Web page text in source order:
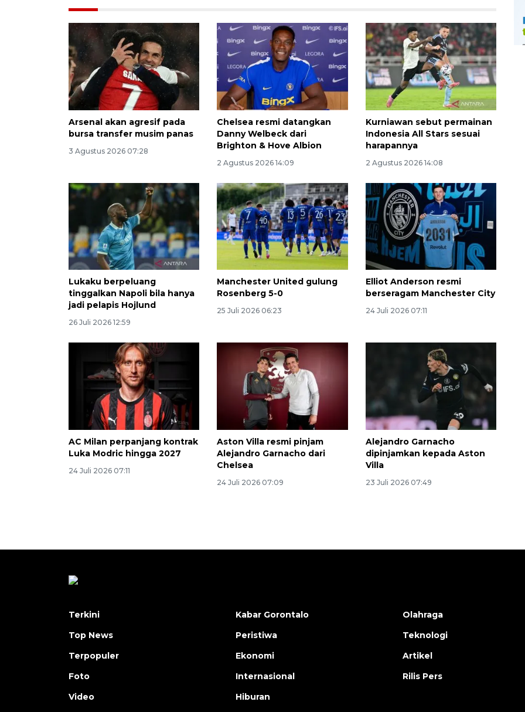
Arsenal akan agresif pada
bursa transfer musim panas
3 Agustus 2026 07:28
Chelsea resmi datangkan
Danny Welbeck dari
Brighton & Hove Albion
2 Agustus 2026 14:09
Kurniawan sebut permainan
Indonesia All Stars sesuai
harapannya
2 Agustus 2026 14:08
Lukaku berpeluang
tinggalkan Napoli bila hanya
jadi pelapis Hojlund
26 Juli 2026 12:59
Manchester United gulung
Rosenberg 5-0
25 Juli 2026 06:23
Elliot Anderson resmi
berseragam Manchester City
24 Juli 2026 07:11
AC Milan perpanjang kontrak
Luka Modric hingga 2027
24 Juli 2026 07:11
Aston Villa resmi pinjam
Alejandro Garnacho dari
Chelsea
24 Juli 2026 07:09
Alejandro Garnacho
dipinjamkan kepada Aston
Villa
23 Juli 2026 07:49
jalanan Jakarta
Terkini
Top News
Terpopuler
Foto
Video
Kabar Gorontalo
Peristiwa
Ekonomi
Internasional
Hiburan
Olahraga
Teknologi
Artikel
Rilis Pers